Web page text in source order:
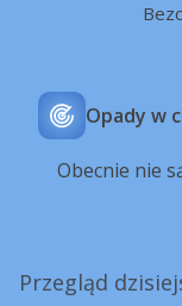
Opady w
Obecnie nie
Przegląd